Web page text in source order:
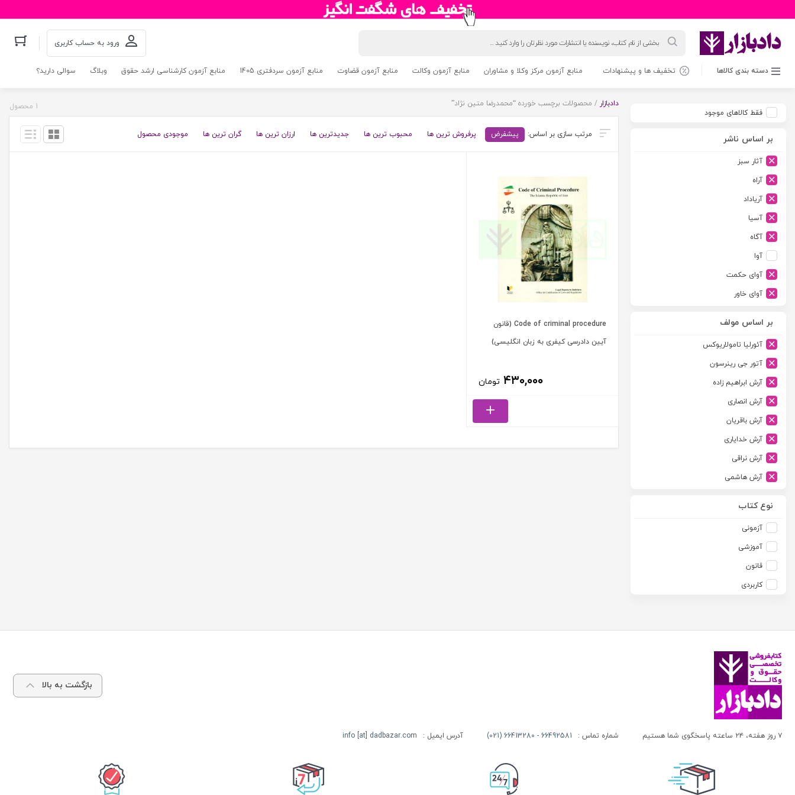
محصولات ورود به حساب کاربری
دسته بندی کالاها تخفیف ها و پیشنهادات منابع آزمون مرکز وکلا و مشاوران منابع آزمون وکالت منابع آزمون قضاوت منابع آزمون سردفتری 1405 منابع آزمون کارشناسی ارشد حقوق وبلاگ سوالی دارید؟
فقط کالاهای موجود
بر اساس ناشر
آثار سبز
آراه
آریاداد
آسیا
آگاه
آوا
آوای حکمت
آوای خاور
آیدین
ارجمند
ارسطو
ارشد
اسلامیه
اشکان
اطلاعات
امجد
امید انقلاب
اندیشه های حقوقی
بنگاه ترجمه و نشر کتاب پارسه
بهتاب
بهنامی
بر اساس مولف
آئورلیا تامولاریوکس
آتور جی رینرسون
آرش ابراهیم زاده
آرش انصاری
آرش باقریان
آرش خدایاری
آرش نراقی
آرش هاشمی
آزاده صادقی
آزیتا قربانی رحیم
آلبرت ون دایسی
آلن ردفرن
آمنه خدادادی
آنتونیو کاسسه
آندره لگراند
آندره مارمور
آیت الله العظمی سید ابوالقاسم خوئی
نوع کتاب
آزمونی
آموزشی
قانون
کاربردی
دادبازار / محصولات برچسب خورده “محمدرضا متین نژاد” 1 محصول
پیشفرض پرفروش ترین ها محبوب ترین ها جدیدترین ها ارزان ترین ها گران ترین ها موجودی محصول
Code of criminal procedure (قانون
آیین دادرسی کیفری به زبان انگلیسی)
۴۳۰,۰۰۰ تومان
بازگشت به بالا
۷ روز هفته، ۲۴ ساعته پاسخگوی شما هستیم شماره تماس : 66492581 - 66413280 (021) آدرس ایمیل : info [at] dadbazar.com